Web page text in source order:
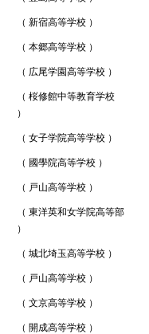
（ 新宿高等学校 ）
（ 本郷高等学校 ）
（ 広尾学園高等学校 ）
（ 桜修館中等教育学校
）
（ 女子学院高等学校 ）
（ 國學院高等学校 ）
（ 戸山高等学校 ）
（ 東洋英和女学院高等部
）
（ 城北埼玉高等学校 ）
（ 戸山高等学校 ）
（ 文京高等学校 ）
（ 開成高等学校 ）